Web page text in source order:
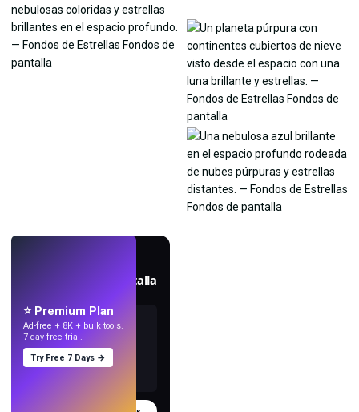
Crea fondos de pantalla
⭐ Premium Plan
Ad-free + 8K + bulk tools.
7-day free trial.
Try Free 7 Days →